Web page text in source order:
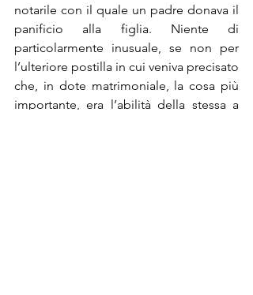
notarile con il quale un padre donava il
panificio alla figlia. Niente di
particolarmente inusuale, se non per
l’ulteriore postilla in cui veniva precisato
che, in dote matrimoniale, la cosa più
importante, era l’abilità della stessa a